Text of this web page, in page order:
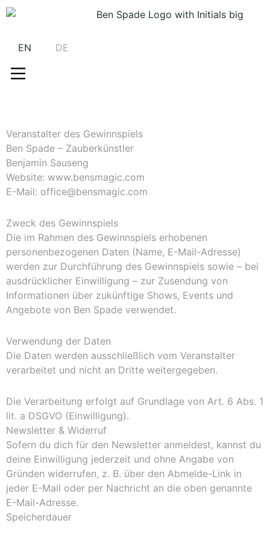
EN DE
Veranstalter des Gewinnspiels
Ben Spade – Zauberkünstler
Benjamin Sauseng
Website: www.bensmagic.com
E-Mail: office@bensmagic.com
Zweck des Gewinnspiels
Die im Rahmen des Gewinnspiels erhobenen
personenbezogenen Daten (Name, E-Mail-Adresse)
werden zur Durchführung des Gewinnspiels sowie – bei
ausdrücklicher Einwilligung – zur Zusendung von
Informationen über zukünftige Shows, Events und
Angebote von Ben Spade verwendet.
Verwendung der Daten
Die Daten werden ausschließlich vom Veranstalter
verarbeitet und nicht an Dritte weitergegeben.
Die Verarbeitung erfolgt auf Grundlage von Art. 6 Abs. 1
lit. a DSGVO (Einwilligung).
Newsletter & Widerruf
Sofern du dich für den Newsletter anmeldest, kannst du
deine Einwilligung jederzeit und ohne Angabe von
Gründen widerrufen, z. B. über den Abmelde-Link in
jeder E-Mail oder per Nachricht an die oben genannte
E-Mail-Adresse.
Speicherdauer